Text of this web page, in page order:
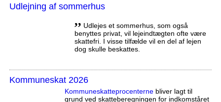
Udlejning af sommerhus
,, Udlejes et sommerhus, som også
benyttes privat, vil lejeindtægten ofte være
skattefri. I visse tilfælde vil en del af lejen
dog skulle beskattes.
Kommuneskat 2026
Kommuneskatte­procenternebliver lagt til
grund ved skatteberegningen for indkomståret